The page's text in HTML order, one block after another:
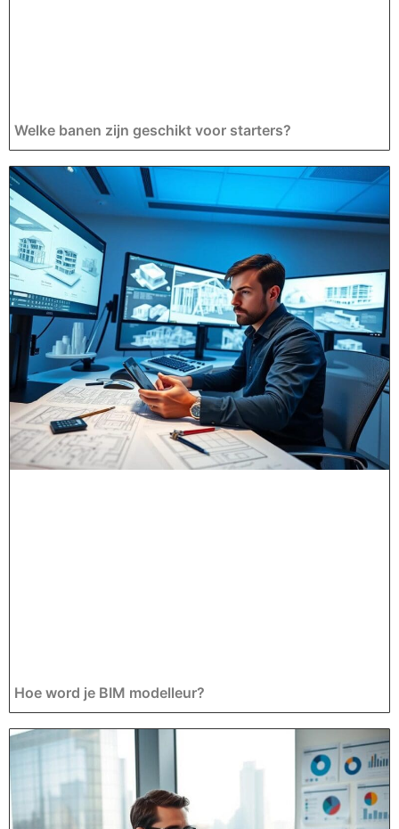
Welke banen zijn geschikt voor starters?
Hoe word je BIM modelleur?